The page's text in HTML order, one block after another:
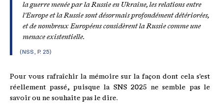
la guerre menée par la Russie en Ukraine, les relations entre
l'Europe et la Russie sont désormais profondément détériorées,
et de nombreux Européens considèrent la Russie comme une
menace existentielle.
(NSS, P. 25)
Pour vous rafraîchir la mémoire sur la façon dont cela s'est
réellement passé, puisque la SNS 2025 ne semble pas le
savoir ou ne souhaite pas le dire.